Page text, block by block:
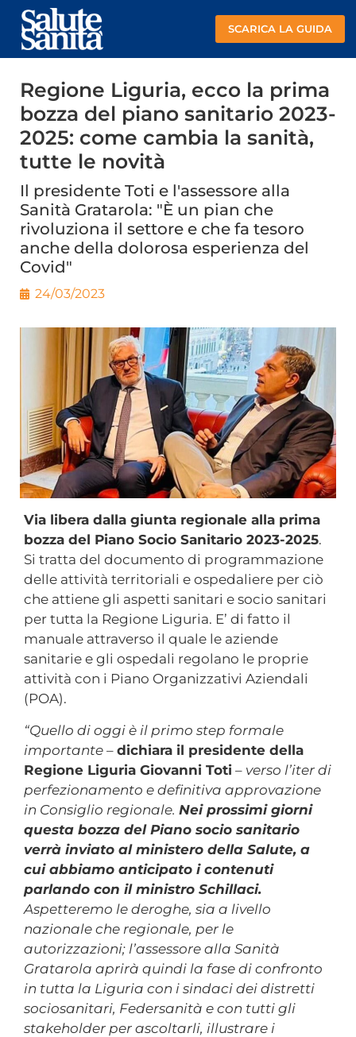
SCARICA LA GUIDA
Regione Liguria, ecco la prima
bozza del piano sanitario 2023-
2025: come cambia la sanità,
tutte le novità
Il presidente Toti e l'assessore alla
Sanità Gratarola: "È un pian che
rivoluziona il settore e che fa tesoro
anche della dolorosa esperienza del
Covid"
24/03/2023
Via libera dalla giunta regionale alla prima
bozza del Piano Socio Sanitario 2023-2025.
Si tratta del documento di programmazione
delle attività territoriali e ospedaliere per ciò
che attiene gli aspetti sanitari e socio sanitari
per tutta la Regione Liguria. E’ di fatto il
manuale attraverso il quale le aziende
sanitarie e gli ospedali regolano le proprie
attività con i Piano Organizzativi Aziendali
(POA).
“Quello di oggi è il primo step formale
importante – dichiara il presidente della
Regione Liguria Giovanni Toti – verso l’iter di
perfezionamento e definitiva approvazione
in Consiglio regionale. Nei prossimi giorni
questa bozza del Piano socio sanitario
verrà inviato al ministero della Salute, a
cui abbiamo anticipato i contenuti
parlando con il ministro Schillaci.
Aspetteremo le deroghe, sia a livello
nazionale che regionale, per le
autorizzazioni; l’assessore alla Sanità
Gratarola aprirà quindi la fase di confronto
in tutta la Liguria con i sindaci dei distretti
sociosanitari, Federsanità e con tutti gli
stakeholder per ascoltarli, illustrare i